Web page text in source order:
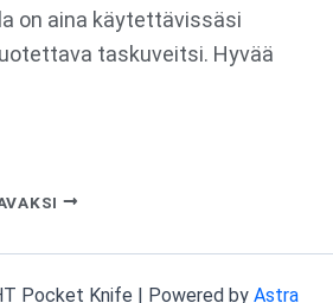
on aina käytettävissäsi
taskuveitsi. Hyvää
Pocket Knife | Powered by Astra